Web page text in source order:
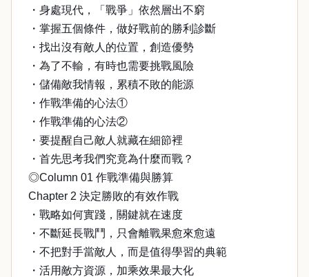
・身處現代，「戰爭」依然層出不窮
・掌握五個條件，做好戰前的勝利診斷
・找出沒有敵人的位置，創造優勢
・為了不輸，有時也需要挑戰風險
・儲備敵我情報，累積不敗的能源
・作戰準備的心法①
・作戰準備的心法②
・要提醒自己敵人就藏在細節裡
・首先思考我們究竟為什麼而戰？
◎Column 01 作戰準備與勝算
Chapter 2 決定勝敗的有效作戰
・戰略如何實踐，關鍵就在速度
・不斷延長戰鬥，只會離戰果愈來愈遠
・不把對手當敵人，而是值得學習的典範
・活用敵方資源，加乘效果最大化